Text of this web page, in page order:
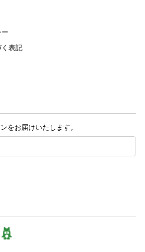
表記
をお届けいたします。